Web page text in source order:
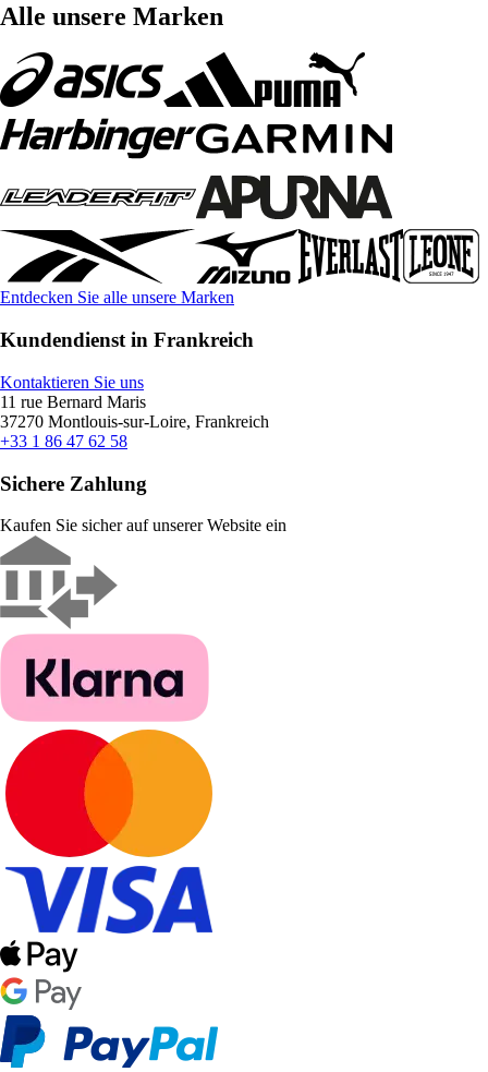
Alle unsere Marken
Entdecken Sie alle unsere Marken
Kundendienst in Frankreich
Kontaktieren Sie uns
11 rue Bernard Maris
37270 Montlouis-sur-Loire, Frankreich
+33 1 86 47 62 58
Sichere Zahlung
Kaufen Sie sicher auf unserer Website ein